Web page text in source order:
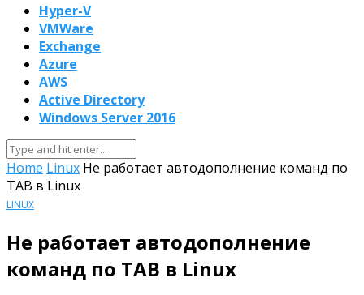
Hyper-V
VMWare
Exchange
Azure
AWS
Active Directory
Windows Server 2016
Home Linux Не работает автодополнение команд по
TAB в Linux
LINUX
Не работает автодополнение
команд по TAB в Linux